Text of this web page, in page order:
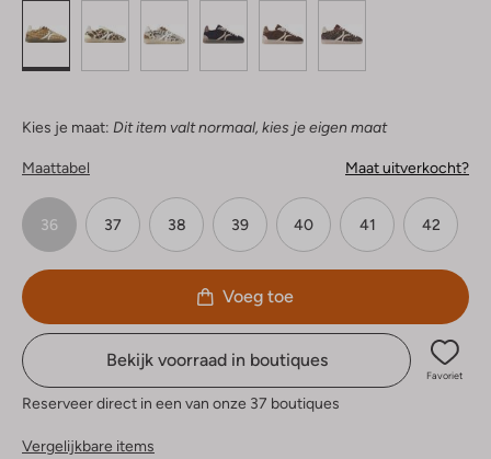
Kies je maat: Dit item valt normaal, kies je eigen maat
Maattabel Maat uitverkocht?
36 37 38 39 40 41 42
Voeg toe
Bekijk voorraad in boutiques
Favoriet
Reserveer direct in een van onze 37 boutiques
Vergelijkbare items